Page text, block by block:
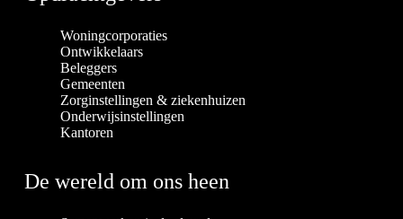
Woningcorporaties
Ontwikkelaars
Beleggers
Gemeenten
Zorginstellingen & ziekenhuizen
Onderwijsinstellingen
Kantoren
De wereld om ons heen